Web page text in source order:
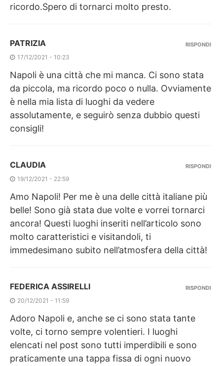
ricordo.Spero di tornarci molto presto.
PATRIZIA
17/12/2021 - 10:23
Napoli è una città che mi manca. Ci sono stata
da piccola, ma ricordo poco o nulla. Ovviamente
è nella mia lista di luoghi da vedere
assolutamente, e seguirò senza dubbio questi
consigli!
RISPONDI
CLAUDIA
19/12/2021 - 22:59
Amo Napoli! Per me è una delle città italiane più
belle! Sono già stata due volte e vorrei tornarci
ancora! Questi luoghi inseriti nell’articolo sono
molto caratteristici e visitandoli, ti
immedesimano subito nell’atmosfera della città!
RISPONDI
FEDERICA ASSIRELLI
20/12/2021 - 11:59
Adoro Napoli e, anche se ci sono stata tante
volte, ci torno sempre volentieri. I luoghi
elencati nel post sono tutti imperdibili e sono
praticamente una tappa fissa di ogni nuovo
RISPONDI